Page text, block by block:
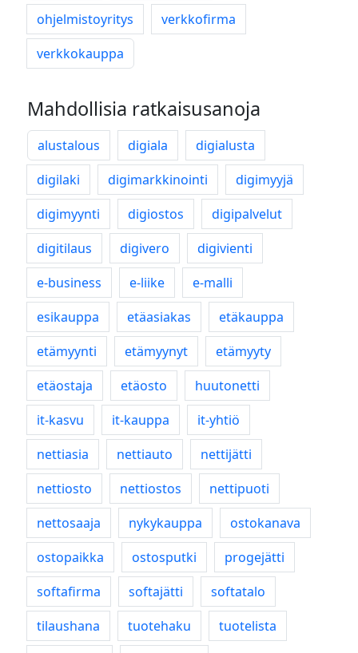
ohjelmistoyritys
verkkofirma
verkkokauppa
Mahdollisia ratkaisusanoja
alustalous digiala
digialusta
digilaki
digimarkkinointi
digimyyjä
digimyynti
digiostos
digipalvelut
digitilaus
digivero
digivienti
e-business
e-liike
e-malli
esikauppa
etäasiakas
etäkauppa
etämyynti
etämyynyt
etämyyty
etäostaja
etäosto
huutonetti
it-kasvu
it-kauppa
it-yhtiö
nettiasia
nettiauto
nettijätti
nettiosto
nettiostos
nettipuoti
nettosaaja
nykykauppa
ostokanava
ostopaikka
ostosputki
progejätti
softafirma
softajätti
softatalo
tilaushana
tuotehaku
tuotelista